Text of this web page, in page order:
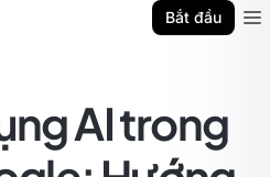
Bắt đầu
AI trong